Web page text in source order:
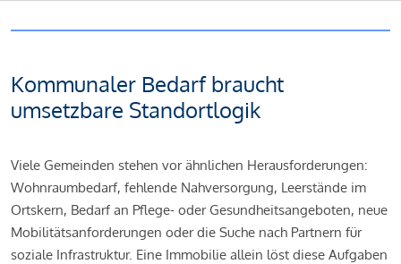
Kommunaler Bedarf braucht
umsetzbare Standortlogik
Viele Gemeinden stehen vor ähnlichen Herausforderungen:
Wohnraumbedarf, fehlende Nahversorgung, Leerstände im
Ortskern, Bedarf an Pflege- oder Gesundheitsangeboten, neue
Mobilitätsanforderungen oder die Suche nach Partnern für
soziale Infrastruktur. Eine Immobilie allein löst diese Aufgaben